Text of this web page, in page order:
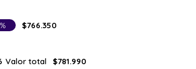
$766.350
Valor total $781.990